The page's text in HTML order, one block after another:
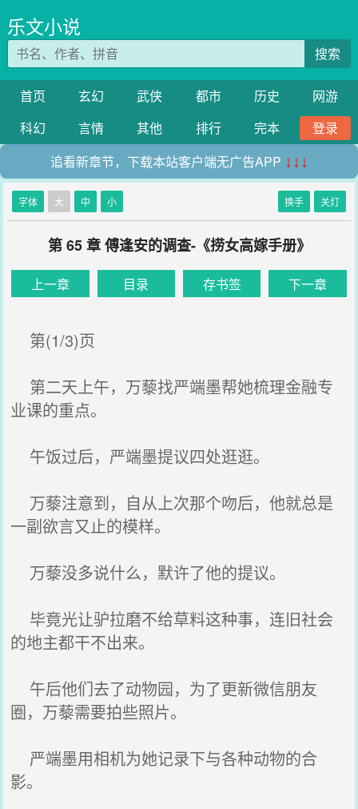
乐文小说
搜索
首页 玄幻 武侠 都市 历史
网游
科幻
言情 其他 排行 完本
登录
追看新章节，下载本站客户端无广告APP ↓↓↓
字体 大 中 小 换手 关灯
第 65 章 傅逢安的调查-《捞女高嫁手册》
上一章 目录 存书签 下一章
第(1/3)页
第二天上午，万藜找严端墨帮她梳理金融专
业课的重点。
午饭过后，严端墨提议四处逛逛。
万藜注意到，自从上次那个吻后，他就总是
一副欲言又止的模样。
万藜没多说什么，默许了他的提议。
毕竟光让驴拉磨不给草料这种事，连旧社会
的地主都干不出来。
午后他们去了动物园，为了更新微信朋友
圈，万藜需要拍些照片。
严端墨用相机为她记录下与各种动物的合
影。